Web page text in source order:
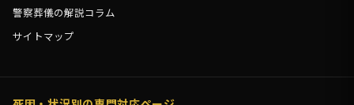
警察葬儀の解説コラム
サイトマップ